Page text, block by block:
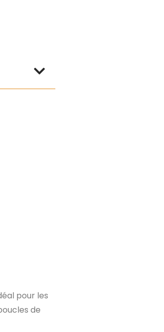
pour les
de